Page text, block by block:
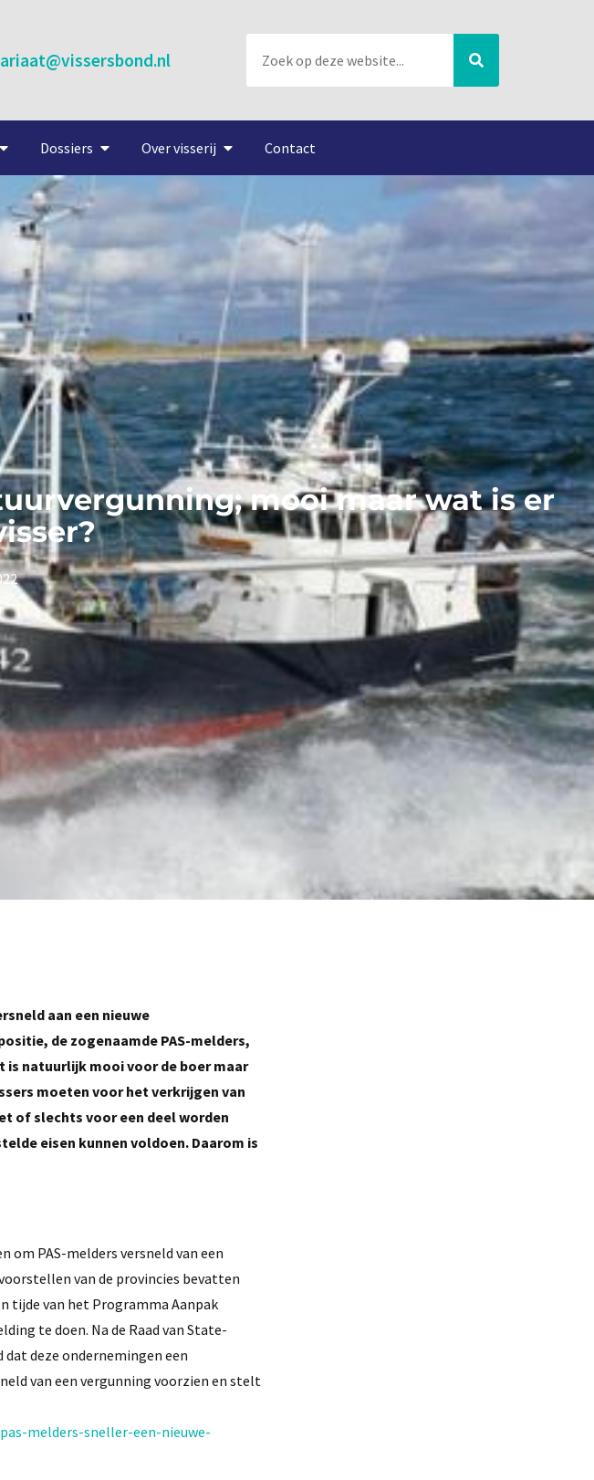
Dossiers Over visserij Contact
mooi maar wat is er
aan een nieuwe
de zogenaamde PAS-melders,
natuurlijk mooi voor de boer maar
moeten voor het verkrijgen van
of slechts voor een deel worden
eisen kunnen voldoen. Daarom is
PAS-melders versneld van een
van de provincies bevatten
tijde van het Programma Aanpak
te doen. Na de Raad van State-
deze ondernemingen een
van een vergunning voorzien en stelt
melders-sneller-een-nieuwe-